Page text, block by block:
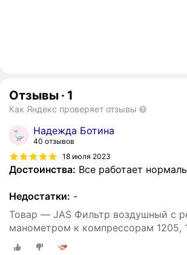
Отзывы · 1
Как Яндекс проверяет отзывы
Надежда Ботина
40 отзывов
18 июля 2023
Достоинства: Все работает
Недостатки: -
Товар — JAS Фильтр воздушный с
манометром к компрессорам 1205,